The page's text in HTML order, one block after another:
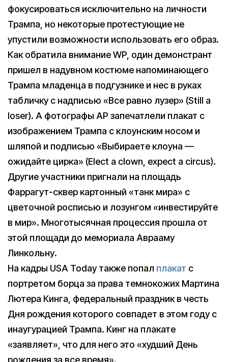
фокусироваться исключительно на личности
Трампа, но некоторые протестующие не
упустили возможности использовать его образ.
Как обратила внимание WP, один демонстрант
пришел в надувном костюме напоминающего
Трампа младенца в подгузнике и нес в руках
табличку с надписью «Все равно лузер» (Still a
loser). А фотографы AP запечатлели плакат с
изображением Трампа с клоунским носом и
шляпой и подписью «Выбираете клоуна —
ожидайте цирка» (Elect a clown, expect a circus).
Другие участники пригнали на площадь
Фаррагут-сквер картонный «танк мира» с
цветочной росписью и лозунгом «инвестируйте
в мир». Многотысячная процессия прошла от
этой площади до мемориала Аврааму
Линкольну.
На кадры USA Today также попал плакат с
портретом борца за права темнокожих Мартина
Лютера Кинга, федеральный праздник в честь
Дня рождения которого совпадет в этом году с
инаугурацией Трампа. Кинг на плакате
«заявляет», что для него это «худший День